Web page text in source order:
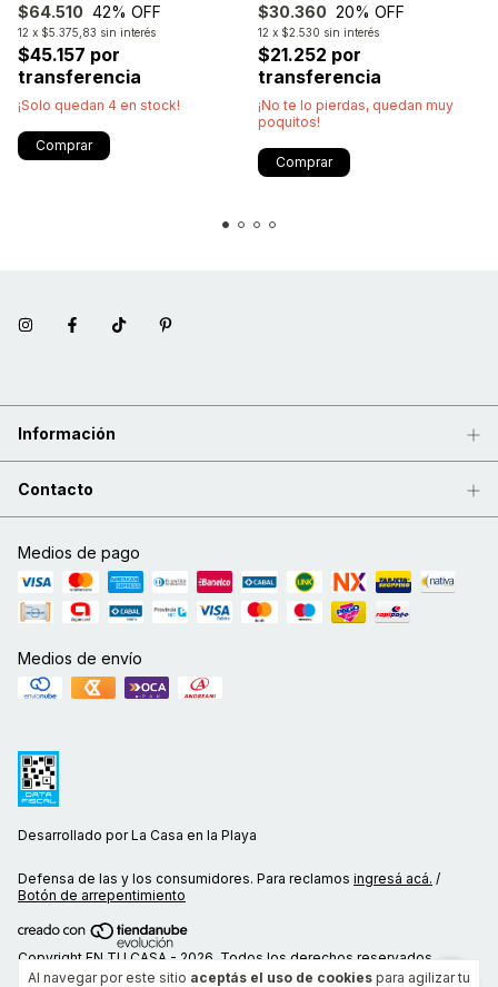
Al navegar por este sitio aceptás el uso de cookies para agilizar tu
$64.510 42% OFF
12 x $5.375,83 sin interés
$45.157 por
transferencia
¡Solo quedan 4 en stock!
Comprar
$30.360 20% OFF
12 x $2.530 sin interés
$21.252 por
transferencia
¡No te lo pierdas, quedan muy
poquitos!
Comprar
Información
Contacto
Medios de pago
Medios de envío
Desarrollado por La Casa en la Playa
Defensa de las y los consumidores. Para reclamos ingresá acá. /
Botón de arrepentimiento
Copyright EN TU CASA - 2026. Todos los derechos reservados.